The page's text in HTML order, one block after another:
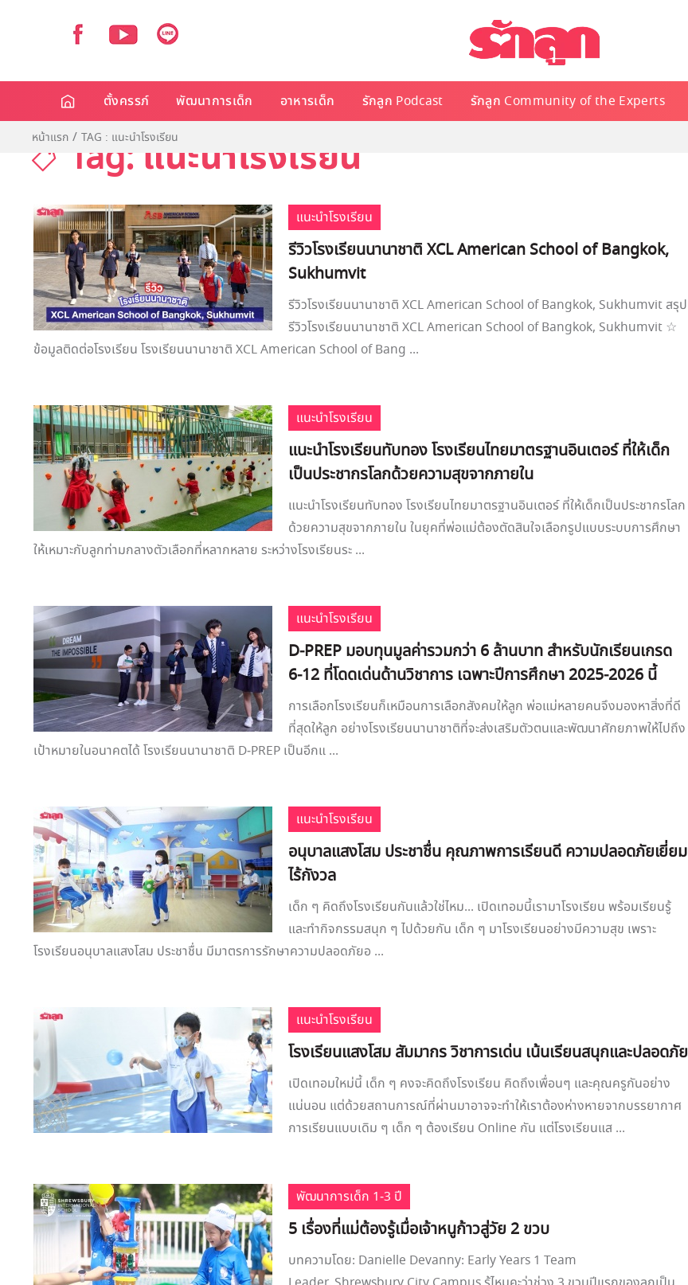
ตั้งครรภ์ พัฒนาการเด็ก อาหารเด็ก รักลูก Podcast รักลูก Community of the Experts
หน้าแรก TAG : แนะนำโรงเรียน
Tag: แนะนำโรงเรียน
แนะนำโรงเรียน
รีวิวโรงเรียนนานาชาติ XCL American School of Bangkok,
Sukhumvit
รีวิวโรงเรียนนานาชาติ XCL American School of Bangkok, Sukhumvit สรุป
รีวิวโรงเรียนนานาชาติ XCL American School of Bangkok, Sukhumvit ☆
ข้อมูลติดต่อโรงเรียน โรงเรียนนานาชาติ XCL American School of Bang ...
แนะนำโรงเรียน
แนะนำโรงเรียนทับทอง โรงเรียนไทยมาตรฐานอินเตอร์ ที่ให้เด็ก
เป็นประชากรโลกด้วยความสุขจากภายใน
แนะนำโรงเรียนทับทอง โรงเรียนไทยมาตรฐานอินเตอร์ ที่ให้เด็กเป็นประชากรโลก
ด้วยความสุขจากภายใน ในยุคที่พ่อแม่ต้องตัดสินใจเลือกรูปแบบระบบการศึกษา
ให้เหมาะกับลูกท่ามกลางตัวเลือกที่หลากหลาย ระหว่างโรงเรียนระ ...
แนะนำโรงเรียน
D-PREP มอบทุนมูลค่ารวมกว่า 6 ล้านบาท สำหรับนักเรียนเกรด
6-12 ที่โดดเด่นด้านวิชาการ เฉพาะปีการศึกษา 2025-2026 นี้
การเลือกโรงเรียนก็เหมือนการเลือกสังคมให้ลูก พ่อแม่หลายคนจึงมองหาสิ่งที่ดี
ที่สุดให้ลูก อย่างโรงเรียนนานาชาติที่จะส่งเสริมตัวตนและพัฒนาศักยภาพให้ไปถึง
เป้าหมายในอนาคตได้ โรงเรียนนานาชาติ D-PREP เป็นอีกแ ...
แนะนำโรงเรียน
อนุบาลแสงโสม ประชาชื่น คุณภาพการเรียนดี ความปลอดภัยเยี่ยม
ไร้กังวล
เด็ก ๆ คิดถึงโรงเรียนกันแล้วใช่ไหม... เปิดเทอมนี้เรามาโรงเรียน พร้อมเรียนรู้
และทำกิจกรรมสนุก ๆ ไปด้วยกัน เด็ก ๆ มาโรงเรียนอย่างมีความสุข เพราะ
โรงเรียนอนุบาลแสงโสม ประชาชื่น มีมาตรการรักษาความปลอดภัยอ ...
แนะนำโรงเรียน
โรงเรียนแสงโสม สัมมากร วิชาการเด่น เน้นเรียนสนุกและปลอดภัย
เปิดเทอมใหม่นี้ เด็ก ๆ คงจะคิดถึงโรงเรียน คิดถึงเพื่อนๆ และคุณครูกันอย่าง
แน่นอน แต่ด้วยสถานการณ์ที่ผ่านมาอาจจะทำให้เราต้องห่างหายจากบรรยากาศ
การเรียนแบบเดิม ๆ เด็ก ๆ ต้องเรียน Online กัน แต่โรงเรียนแส ...
พัฒนาการเด็ก 1-3 ปี
5 เรื่องที่แม่ต้องรู้เมื่อเจ้าหนูก้าวสู่วัย 2 ขวบ
บทความโดย: Danielle Devanny: Early Years 1 Team